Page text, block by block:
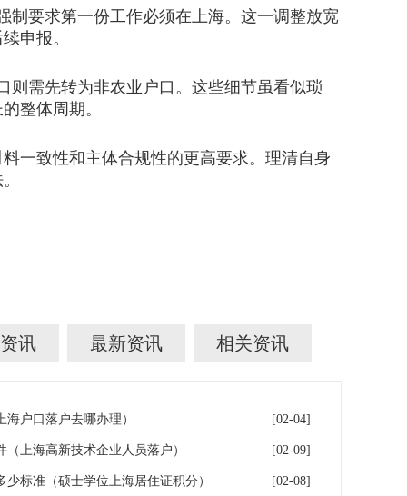
要求第一份工作必须在上海。这一调整放宽
申报。
需先转为非农业户口。这些细节虽看似琐
整体周期。
致性和主体合规性的更高要求。理清自身
讯 最新资讯 相关资讯
户口落户去哪办理） [02-04]
上海高新技术企业人员落户） [02-09]
标准（硕士学位上海居住证积分） [02-08]